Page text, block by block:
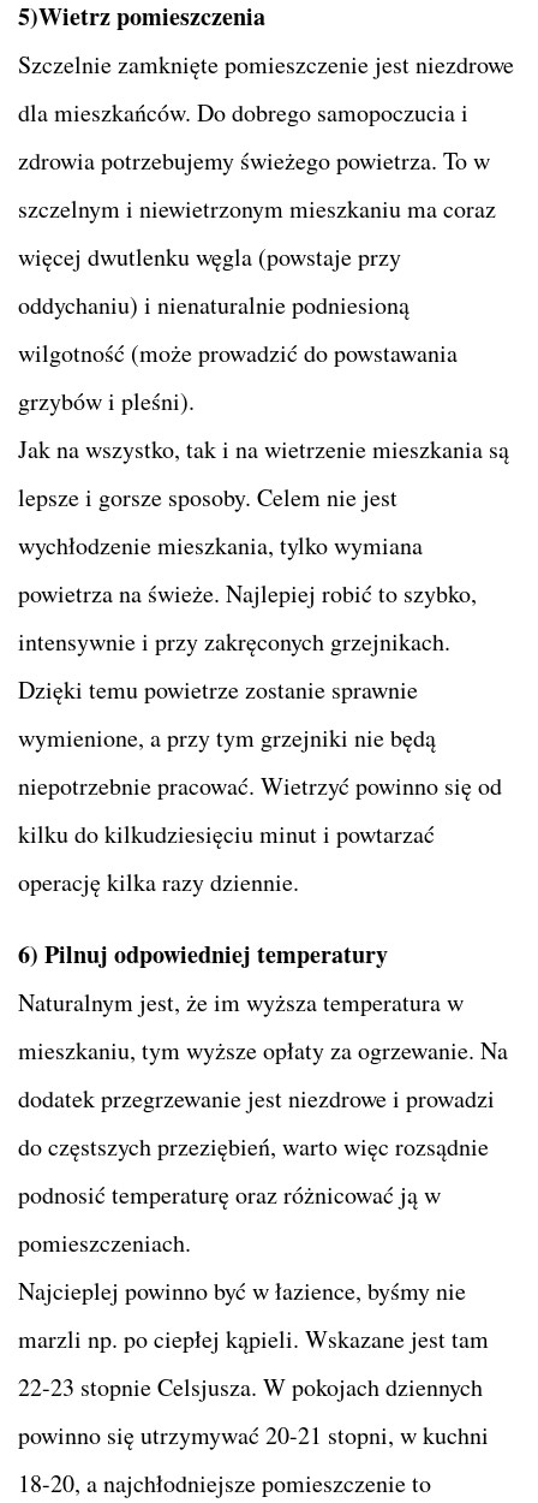
5)Wietrz pomieszczenia
Szczelnie zamknięte pomieszczenie jest niezdrowe
dla mieszkańców. Do dobrego samopoczucia i
zdrowia potrzebujemy świeżego powietrza. To w
szczelnym i niewietrzonym mieszkaniu ma coraz
więcej dwutlenku węgla (powstaje przy
oddychaniu) i nienaturalnie podniesioną
wilgotność (może prowadzić do powstawania
grzybów i pleśni).
Jak na wszystko, tak i na wietrzenie mieszkania są
lepsze i gorsze sposoby. Celem nie jest
wychłodzenie mieszkania, tylko wymiana
powietrza na świeże. Najlepiej robić to szybko,
intensywnie i przy zakręconych grzejnikach.
Dzięki temu powietrze zostanie sprawnie
wymienione, a przy tym grzejniki nie będą
niepotrzebnie pracować. Wietrzyć powinno się od
kilku do kilkudziesięciu minut i powtarzać
operację kilka razy dziennie.
6) Pilnuj odpowiedniej temperatury
Naturalnym jest, że im wyższa temperatura w
mieszkaniu, tym wyższe opłaty za ogrzewanie. Na
dodatek przegrzewanie jest niezdrowe i prowadzi
do częstszych przeziębień, warto więc rozsądnie
podnosić temperaturę oraz różnicować ją w
pomieszczeniach.
Najcieplej powinno być w łazience, byśmy nie
marzli np. po ciepłej kąpieli. Wskazane jest tam
22-23 stopnie Celsjusza. W pokojach dziennych
powinno się utrzymywać 20-21 stopni, w kuchni
18-20, a najchłodniejsze pomieszczenie to